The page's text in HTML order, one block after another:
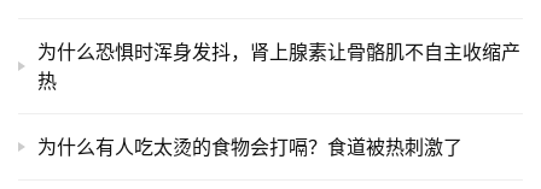
为什么恐惧时浑身发抖，肾上腺素让骨骼肌不自主收缩产
热
为什么有人吃太烫的食物会打嗝？食道被热刺激了